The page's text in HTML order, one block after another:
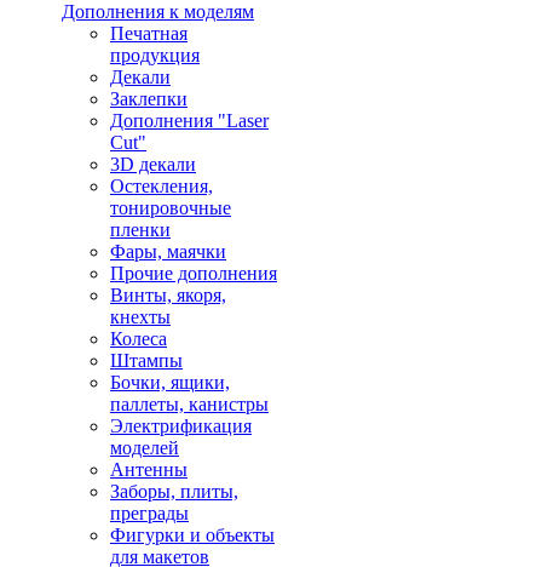
Дополнения к моделям
Печатная
продукция
Декали
Заклепки
Дополнения "Laser
Cut"
3D декали
Остекления,
тонировочные
пленки
Фары, маячки
Прочие дополнения
Винты, якоря,
кнехты
Колеса
Штампы
Бочки, ящики,
паллеты, канистры
Электрификация
моделей
Антенны
Заборы, плиты,
преграды
Фигурки и объекты
для макетов